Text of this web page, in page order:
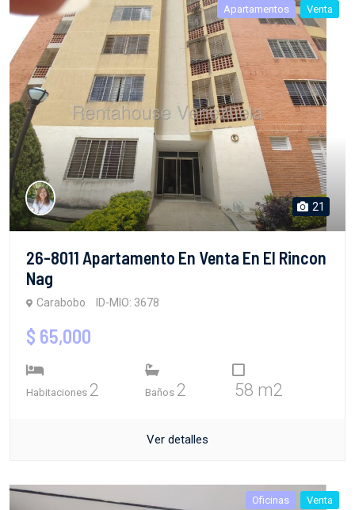
Apartamentos Venta
21
26-8011 Apartamento En Venta En El Rincon
Nag
Carabobo ID-MIO: 3678
$ 65,000
Habitaciones 2 Baños 2 58 m2
Ver detalles
Oficinas Venta